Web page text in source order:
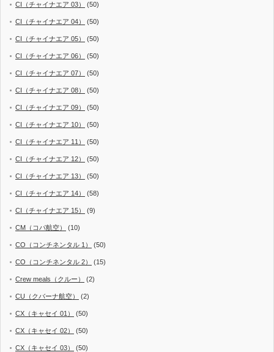
CI（チャイナエア 03） (50)
CI（チャイナエア 04） (50)
CI（チャイナエア 05） (50)
CI（チャイナエア 06） (50)
CI（チャイナエア 07） (50)
CI（チャイナエア 08） (50)
CI（チャイナエア 09） (50)
CI（チャイナエア 10） (50)
CI（チャイナエア 11） (50)
CI（チャイナエア 12） (50)
CI（チャイナエア 13） (50)
CI（チャイナエア 14） (58)
CI（チャイナエア 15） (9)
CM（コパ航空） (10)
CO（コンチネンタル 1） (50)
CO（コンチネンタル 2） (15)
Crew meals（クルー） (2)
CU（クバーナ航空） (2)
CX（キャセイ 01） (50)
CX（キャセイ 02） (50)
CX（キャセイ 03） (50)